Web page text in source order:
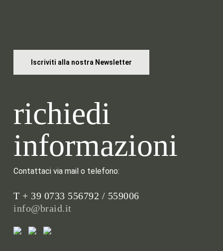
Iscriviti alla nostra Newsletter
richiedi
informazioni
Contattaci via mail o telefono:
T + 39 0733 556792 / 559006
info@braid.it